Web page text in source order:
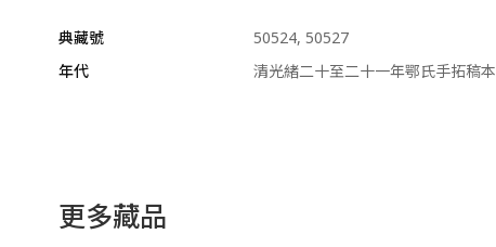
典藏號
50524, 50527
年代
清光緒二十至二十一年鄂氏手拓稿本
更多藏品